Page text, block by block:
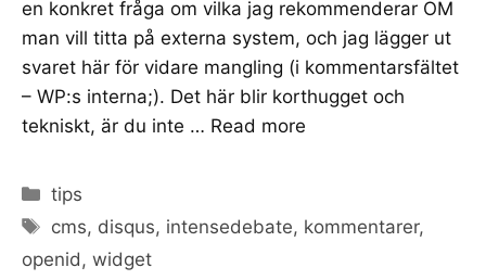
en konkret fråga om vilka jag rekommenderar OM
man vill titta på externa system, och jag lägger ut
svaret här för vidare mangling (i kommentarsfältet
– WP:s interna;). Det här blir korthugget och
tekniskt, är du inte … Read more
Categories
tips
Tags
cms, disqus, intensedebate, kommentarer,
openid, widget